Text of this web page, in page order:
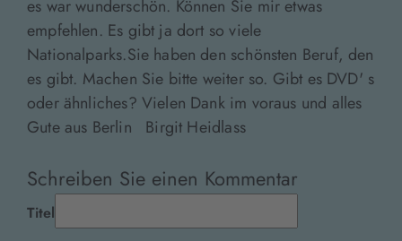
es war wunderschön. Können Sie mir etwas
empfehlen. Es gibt ja dort so viele
Nationalparks.Sie haben den schönsten Beruf, den
es gibt. Machen Sie bitte weiter so. Gibt es DVD' s
oder ähnliches? Vielen Dank im voraus und alles
Gute aus Berlin Birgit Heidlass
Schreiben Sie einen Kommentar
Titel